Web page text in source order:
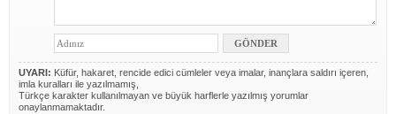
UYARI: Küfür, hakaret, rencide edici cümleler veya imalar, inançlara saldırı içeren,
imla kuralları ile yazılmamış,
Türkçe karakter kullanılmayan ve büyük harflerle yazılmış yorumlar
onaylanmamaktadır.